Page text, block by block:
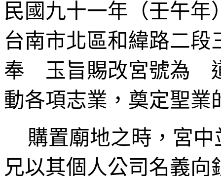
民國九十一年（壬午
台南市北區和緯路二
奉 玉旨賜改宮號為
動各項志業，奠定聖業
購置廟地之時，宮
兄以其個人公司名義